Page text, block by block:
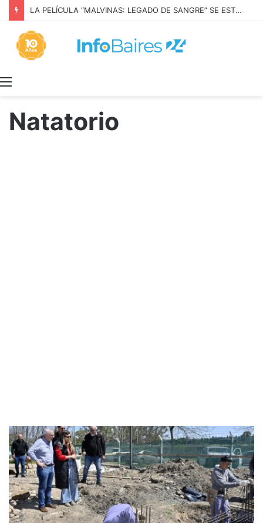
LA PELÍCULA “MALVINAS: LEGADO DE SANGRE” SE ESTRENARÁ EN PRIME VIDEO
Natatorio